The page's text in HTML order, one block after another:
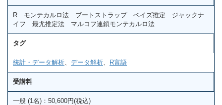
R モンテカルロ法 ブートストラップ ベイズ推定 ジャックナ
イフ 最尤推定法 マルコフ連鎖モンテカルロ法
タグ
統計・データ解析 データ解析 R言語
受講料
一般 (1名)：50,600円(税込)